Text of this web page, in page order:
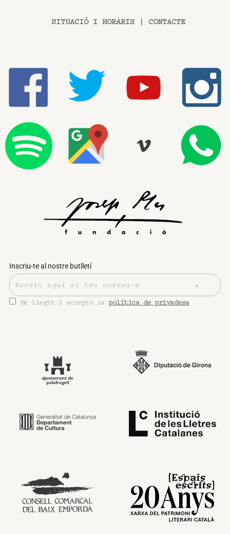
SITUACIÓ I HORARIS CONTACTE
Inscriu-te al nostre butlletí
He llegit i accepto la política de privadesa